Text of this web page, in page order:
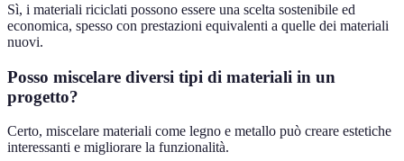
Sì, i materiali riciclati possono essere una scelta sostenibile ed
economica, spesso con prestazioni equivalenti a quelle dei materiali
nuovi.
Posso miscelare diversi tipi di materiali in un
progetto?
Certo, miscelare materiali come legno e metallo può creare estetiche
interessanti e migliorare la funzionalità.